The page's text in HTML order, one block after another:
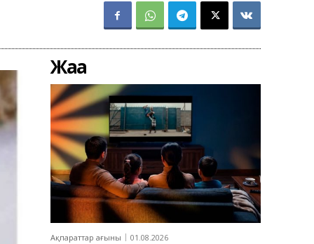
Жаңа
Ақпараттар ағыны 01.08.2026